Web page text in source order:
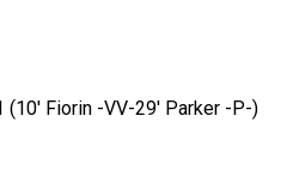
(10' Fiorin -VV-29' Parker -P-)